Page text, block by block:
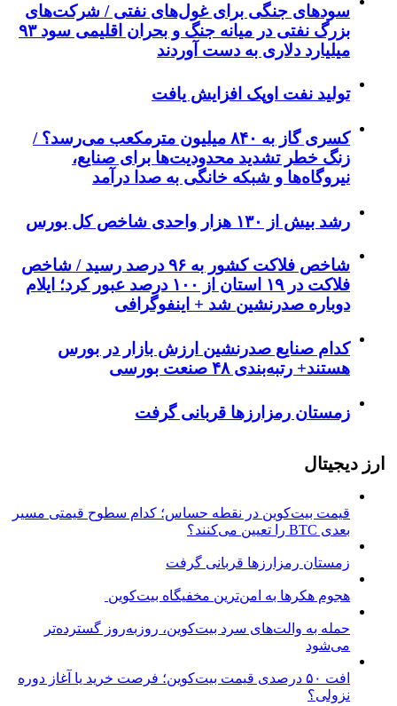
سودهای جنگی برای غول‌های نفتی / شرکت‌های
بزرگ نفتی در میانه جنگ و بحران اقلیمی سود ۹۳
میلیارد دلاری به دست آوردند
تولید نفت اوپک افزایش یافت
کسری گاز به ۸۴۰ میلیون مترمکعب می‌رسد؟ /
زنگ خطر تشدید محدودیت‌ها برای صنایع،
نیروگاه‌ها و شبکه خانگی به صدا درآمد
رشد بیش از ۱۳۰ هزار واحدی شاخص کل بورس
شاخص فلاکت کشور به ۹۶ درصد رسید / شاخص
فلاکت در ۱۹ استان از ۱۰۰ درصد عبور کرد؛ ایلام
دوباره صدرنشین شد + اینفوگرافی
کدام صنایع صدرنشین‌ ارزش بازار در بورس
هستند+ رتبه‌بندی ۴۸ صنعت بورسی
زمستان رمزارزها قربانی گرفت
ارز دیجیتال
قیمت بیت‌کوین در نقطه حساس؛ کدام سطوح قیمتی مسیر
بعدی BTC را تعیین می‌کنند؟
زمستان رمزارزها قربانی گرفت
هجوم هکرها به امن‌ترین مخفیگاه بیت‌کوین
حمله به والت‌های سرد بیت‌کوین، روزبه‌روز گسترده‌تر
می‌شود
افت ۵۰ درصدی قیمت بیت‌کوین؛ فرصت خرید یا آغاز دوره
نزولی؟